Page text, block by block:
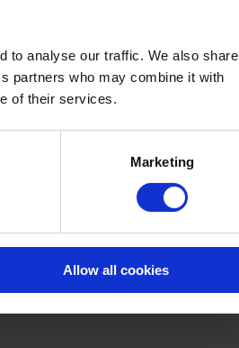
to analyse our traffic. We also share
partners who may combine it with
of their services.
Marketing
Allow all cookies